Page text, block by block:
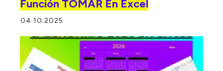
Función TOMAR En Excel
04.10.2025